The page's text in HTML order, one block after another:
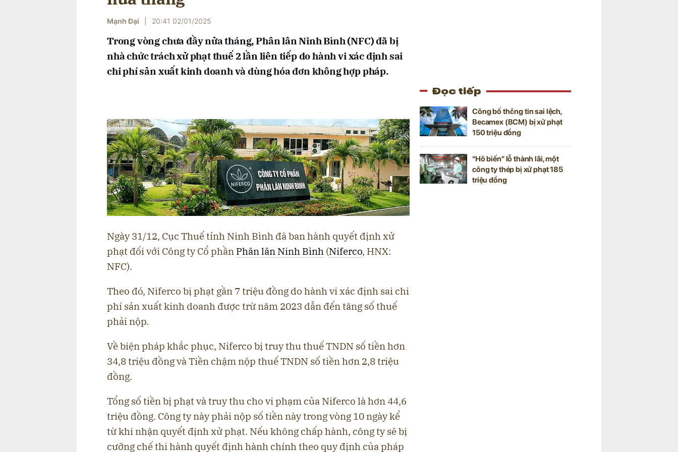
Mạnh Đại 20:41 02/01/2025
Trong vòng chưa đầy nửa tháng, Phân lân Ninh Bình (NFC) đã bị
nhà chức trách xử phạt thuế 2 lần liên tiếp do hành vi xác định sai
chi phí sản xuất kinh doanh và dùng hóa đơn không hợp pháp.
Ngày 31/12, Cục Thuế tỉnh Ninh Bình đã ban hành quyết định xử
phạt đối với Công ty Cổ phần Phân lân Ninh Bình (Niferco, HNX:
NFC).
Theo đó, Niferco bị phạt gần 7 triệu đồng do hành vi xác định sai chi
phí sản xuất kinh doanh được trừ năm 2023 dẫn đến tăng số thuế
phải nộp.
Về biện pháp khắc phục, Niferco bị truy thu thuế TNDN số tiền hơn
34,8 triệu đồng và Tiền chậm nộp thuế TNDN số tiền hơn 2,8 triệu
đồng.
Tổng số tiền bị phạt và truy thu cho vi phạm của Niferco là hơn 44,6
triệu đồng. Công ty này phải nộp số tiền này trong vòng 10 ngày kể
từ khi nhận quyết định xử phạt. Nếu không chấp hành, công ty sẽ bị
cưỡng chế thi hành quyết định hành chính theo quy định của pháp
Đọc tiếp
Công bố thông tin sai lệch,
Becamex (BCM) bị xử phạt
150 triệu đồng
“Hô biến” lỗ thành lãi, một
công ty thép bị xử phạt 185
triệu đồng